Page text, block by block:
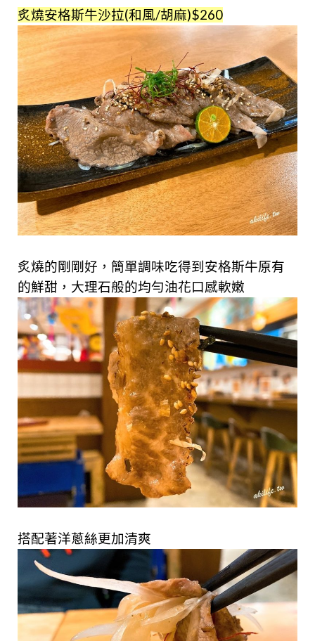
炙燒安格斯牛沙拉(和風/胡麻)$260
炙燒的剛剛好，簡單調味吃得到安格斯牛原有
的鮮甜，大理石般的均勻油花口感軟嫩
搭配著洋蔥絲更加清爽